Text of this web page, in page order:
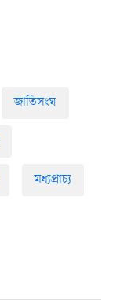
জাতিসংঘ
মধ্যপ্রাচ্য